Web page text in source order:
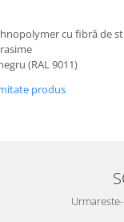
cu fibră de
(RAL 9011)
produs